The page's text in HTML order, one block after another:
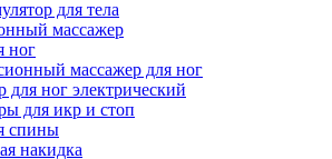
для тела
массажер
ног
массажер для ног
для ног электрический
для икр и стоп
спины
накидка